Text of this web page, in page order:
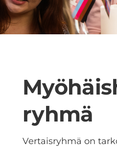
ryhmä
Vertaisryhmä on